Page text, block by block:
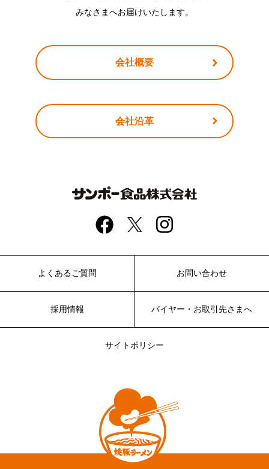
みなさまへお届けいたします。
会社概要
会社沿革
よくあるご質問 お問い合わせ
採用情報
サイトポリシー
バイヤー・お取引先さまへ